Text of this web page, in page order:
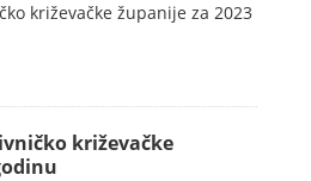
križevačke županije za 2023
križevačke